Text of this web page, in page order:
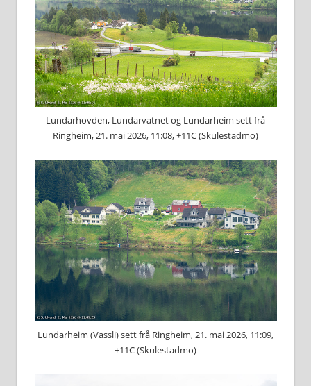
Lundarhovden, Lundarvatnet og Lundarheim sett frå
Ringheim, 21. mai 2026, 11:08, +11C (Skulestadmo)
Lundarheim (Vassli) sett frå Ringheim, 21. mai 2026, 11:09,
+11C (Skulestadmo)